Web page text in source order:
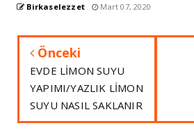
Birkaselezzet Mart 07, 2020
Önceki
EVDE LİMON SUYU
YAPIMI/YAZLIK LİMON
SUYU NASIL SAKLANIR